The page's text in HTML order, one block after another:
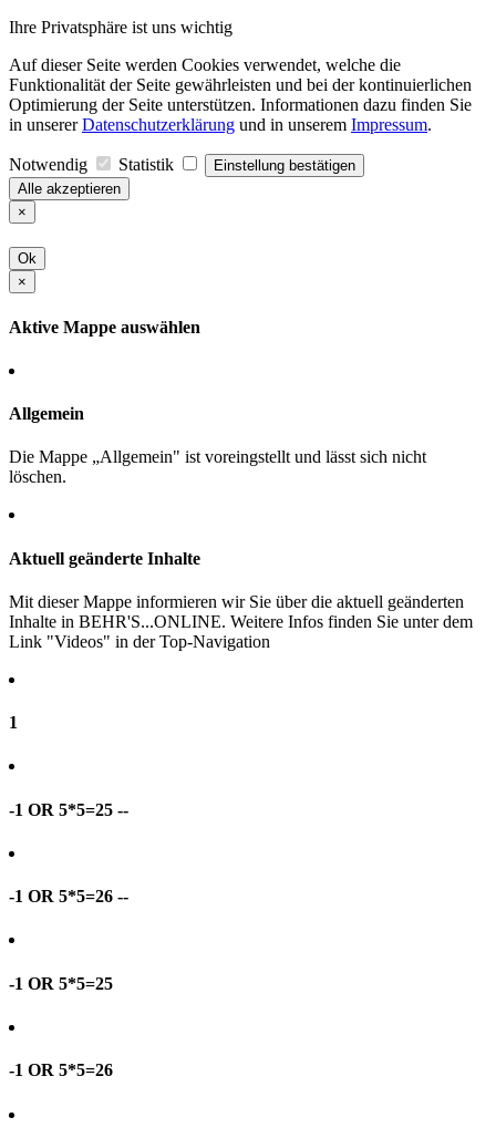
Ihre Privatsphäre ist uns wichtig
Auf dieser Seite werden Cookies verwendet, welche die
Funktionalität der Seite gewährleisten und bei der kontinuierlichen
Optimierung der Seite unterstützen. Informationen dazu finden Sie
in unsererDatenschutzerklärung und in unserem Impressum.
Notwendig Statistik
Einstellung bestätigen
Alle akzeptieren
×
Ok
×
Aktive Mappe auswählen
Allgemein
Die Mappe „Allgemein" ist voreingstellt und lässt sich nicht
löschen.
Aktuell geänderte Inhalte
Mit dieser Mappe informieren wir Sie über die aktuell geänderten
Inhalte in BEHR'S...ONLINE. Weitere Infos finden Sie unter dem
Link "Videos" in der Top-Navigation
1
-1 OR 5*5=25 --
-1 OR 5*5=26 --
-1 OR 5*5=25
-1 OR 5*5=26